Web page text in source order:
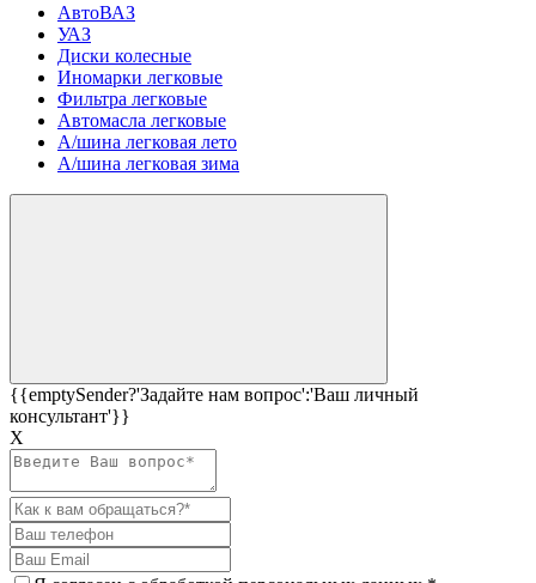
АвтоВАЗ
УАЗ
Диски колесные
Иномарки легковые
Фильтра легковые
Автомасла легковые
А/шина легковая лето
А/шина легковая зима
{{emptySender?'Задайте нам вопрос':'Ваш личный
консультант'}}
Х